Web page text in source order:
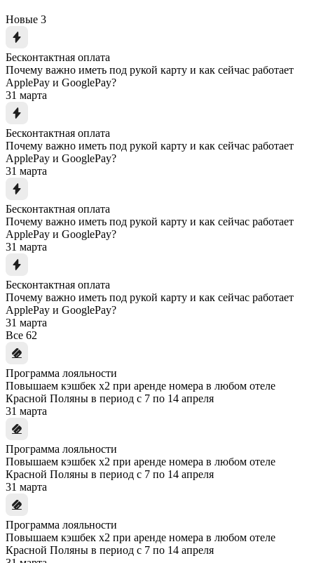
Новые 3
Бесконтактная оплата
Почему важно иметь под рукой карту и как сейчас работает
ApplePay и GooglePay?
31 марта
Бесконтактная оплата
Почему важно иметь под рукой карту и как сейчас работает
ApplePay и GooglePay?
31 марта
Бесконтактная оплата
Почему важно иметь под рукой карту и как сейчас работает
ApplePay и GooglePay?
31 марта
Бесконтактная оплата
Почему важно иметь под рукой карту и как сейчас работает
ApplePay и GooglePay?
31 марта
Все 62
Программа лояльности
Повышаем кэшбек x2 при аренде номера в любом отеле
Красной Поляны в период с 7 по 14 апреля
31 марта
Программа лояльности
Повышаем кэшбек x2 при аренде номера в любом отеле
Красной Поляны в период с 7 по 14 апреля
31 марта
Программа лояльности
Повышаем кэшбек x2 при аренде номера в любом отеле
Красной Поляны в период с 7 по 14 апреля